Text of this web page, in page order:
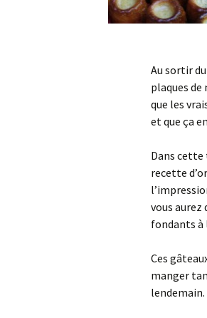
Au sortir
plaques
que les
et que ça
Dans cette
recette
vous
fondants à
Ces
manger
lendemain.